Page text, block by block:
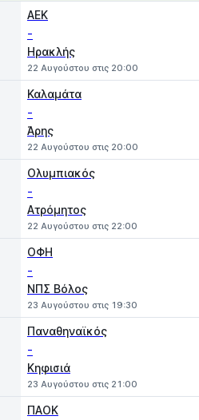
ΑΕΚ
-
Ηρακλής
22 Αυγούστου στις 20:00
Καλαμάτα
-
Άρης
22 Αυγούστου στις 20:00
Ολυμπιακός
-
Ατρόμητος
22 Αυγούστου στις 22:00
ΟΦΗ
-
ΝΠΣ Βόλος
23 Αυγούστου στις 19:30
Παναθηναϊκός
-
Κηφισιά
23 Αυγούστου στις 21:00
ΠΑΟΚ